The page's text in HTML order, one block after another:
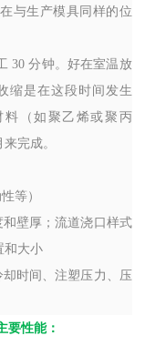
与生产模具同样的位
30分钟。好在室温放
缩是在这段时间发生
（如聚乙烯或聚丙
完成。
等）
壁厚；流道浇口样式
和大小
时间、注塑压力、压
要性能：